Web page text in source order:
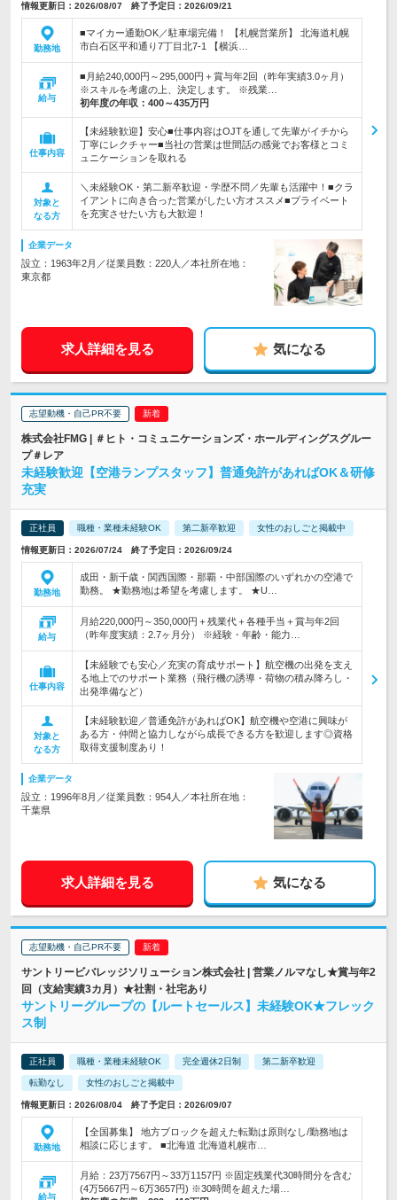
情報更新日：2026/08/07 終了予定日：2026/09/21
勤務地
■マイカー通勤OK／駐車場完備！ 【札幌営業所】 北海道札幌
市白石区平和通り7丁目北7-1 【横浜…
給与
■月給240,000円～295,000円＋賞与年2回（昨年実績3.0ヶ月）
※スキルを考慮の上、決定します。 ※残業…
初年度の年収： 400～435万円
仕事内容
【未経験歓迎】安心■仕事内容はOJTを通して先輩がイチから
丁寧にレクチャー■当社の営業は世間話の感覚でお客様とコミ
ュニケーションを取れる
対象と
なる方
＼未経験OK・第二新卒歓迎・学歴不問／先輩も活躍中！■クラ
イアントに向き合った営業がしたい方オススメ■プライベート
を充実させたい方も大歓迎！
企業データ
設立：1963年2月／従業員数：220人／本社所在地：
東京都
求人詳細を見る 気になる
志望動機・自己PR不要
株式会社FMG | ＃ヒト・コミュニケーションズ・ホールディングスグルー
プ＃レア
未経験歓迎【空港ランプスタッフ】普通免許があればOK＆研修
充実
正社員 職種・業種未経験OK 第二新卒歓迎 女性のおしごと掲載中
情報更新日：2026/07/24 終了予定日：2026/09/24
勤務地
成田・新千歳・関西国際・那覇・中部国際のいずれかの空港で
勤務。 ★勤務地は希望を考慮します。 ★U…
給与
月給220,000円～350,000円＋残業代＋各種手当＋賞与年2回
（昨年度実績：2.7ヶ月分） ※経験・年齢・能力…
仕事内容
【未経験でも安心／充実の育成サポート】航空機の出発を支え
る地上でのサポート業務（飛行機の誘導・荷物の積み降ろし・
出発準備など）
対象と
なる方
【未経験歓迎／普通免許があればOK】航空機や空港に興味が
ある方・仲間と協力しながら成長できる方を歓迎します◎資格
取得支援制度あり！
企業データ
設立：1996年8月／従業員数：954人／本社所在地：
千葉県
求人詳細を見る 気になる
志望動機・自己PR不要
サントリービバレッジソリューション株式会社 | 営業ノルマなし★賞与年2
回（支給実績3カ月）★社割・社宅あり
サントリーグループの【ルートセールス】未経験OK★フレック
ス制
正社員 職種・業種未経験OK 完全週休2日制 第二新卒歓迎
転勤なし 女性のおしごと掲載中
情報更新日：2026/08/04 終了予定日：2026/09/07
勤務地
【全国募集】 地方ブロックを超えた転勤は原則なし/勤務地は
相談に応じます。 ■北海道 北海道札幌市…
給与
月給：23万7567円～33万1157円 ※固定残業代30時間分を含む
(4万5667円～6万3657円) ※30時間を超えた場…